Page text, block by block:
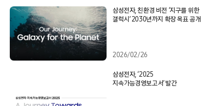
삼성전자, 친환경 비전 ‘지구를 위한
갤럭시’ 2030년까지 확장 목표 공개
2026/02/26
삼성전자, ‘2025
지속가능경영보고서’ 발간